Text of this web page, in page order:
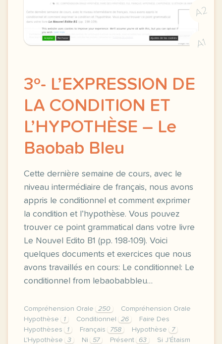
A2
A1
3º- L’EXPRESSION DE
LA CONDITION ET
L’HYPOTHÈSE – Le
Baobab Bleu
Cette dernière semaine de cours, avec le
niveau intermédiaire de français, nous avons
appris le conditionnel et comment exprimer
la condition et l’hypothèse. Vous pouvez
trouver ce point grammatical dans votre livre
Le Nouvel Edito B1 (pp. 198-109). Voici
quelques documents et exercices que nous
avons travaillés en cours: Le conditionnel: Le
conditionnel from lebaobabbleu…
Compréhension Orale 250
Compréhension Orale
Hypothèse
1 Conditionnel 26
Faire Des
Hypothèses
1 Français 758 Hypothèse
7
L'Hypothèse
3 Ni 57 Présent 63
Si J'Étaism